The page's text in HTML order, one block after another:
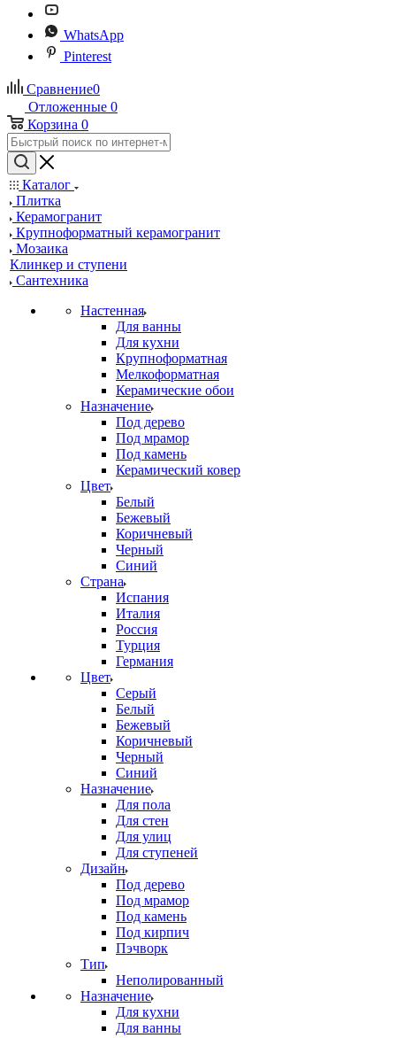
WhatsApp
Pinterest
Сравнение0
Отложенные 0
Корзина 0
Каталог
Плитка
Керамогранит
Крупноформатный керамогранит
Мозаика
Клинкер и ступени
Сантехника
Настенная
Для ванны
Для кухни
Крупноформатная
Мелкоформатная
Керамические обои
Назначение
Под дерево
Под мрамор
Под камень
Керамический ковер
Цвет
Белый
Бежевый
Коричневый
Черный
Синий
Страна
Испания
Италия
Россия
Турция
Германия
Цвет
Серый
Белый
Бежевый
Коричневый
Черный
Синий
Назначение
Для пола
Для стен
Для улиц
Для ступеней
Дизайн
Под дерево
Под мрамор
Под камень
Под кирпич
Пэчворк
Тип
Неполированный
Назначение
Для кухни
Для ванны